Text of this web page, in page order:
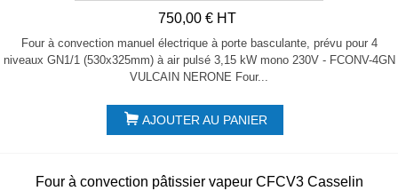
750,00 € HT
Four à convection manuel électrique à porte basculante, prévu pour 4
niveaux GN1/1 (530x325mm) à air pulsé 3,15 kW mono 230V - FCONV-4GN
VULCAIN NERONE Four...
AJOUTER AU PANIER
Four à convection pâtissier vapeur CFCV3 Casselin